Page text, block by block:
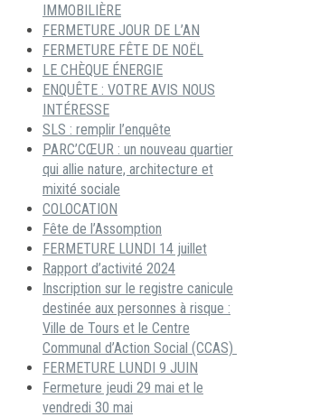
IMMOBILIÈRE
FERMETURE JOUR DE L’AN
FERMETURE FÊTE DE NOËL
LE CHÈQUE ÉNERGIE
ENQUÊTE : VOTRE AVIS NOUS
INTÉRESSE
SLS : remplir l’enquête
PARC’CŒUR : un nouveau quartier
qui allie nature, architecture et
mixité sociale
COLOCATION
Fête de l’Assomption
FERMETURE LUNDI 14 juillet
Rapport d’activité 2024
Inscription sur le registre canicule
destinée aux personnes à risque :
Ville de Tours et le Centre
Communal d’Action Social (CCAS)
FERMETURE LUNDI 9 JUIN
Fermeture jeudi 29 mai et le
vendredi 30 mai